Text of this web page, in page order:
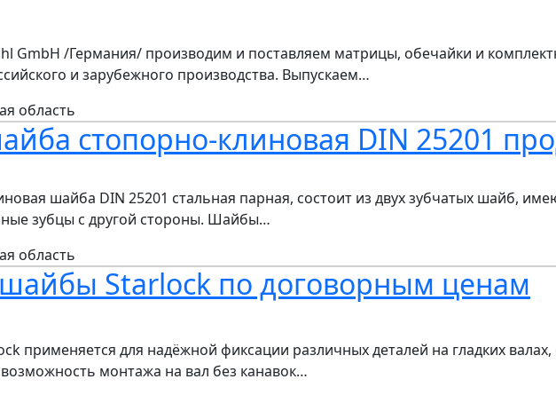
GmbH /Германия/ производим и поставляем матрицы, обечайки и
и зарубежного производства. Выпускаем…
область
стопорно-клиновая DIN 25201
шайба DIN 25201 стальная парная, состоит из двух зубчатых шайб,
зубцы с другой стороны. Шайбы…
область
Starlock по договорным ценам
применяется для надёжной фиксации различных деталей на гладких
монтажа на вал без канавок…